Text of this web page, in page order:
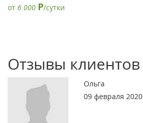
от 6 000 Р/сутки
Отзывы клиентов
Ольга
09 февраля 2020